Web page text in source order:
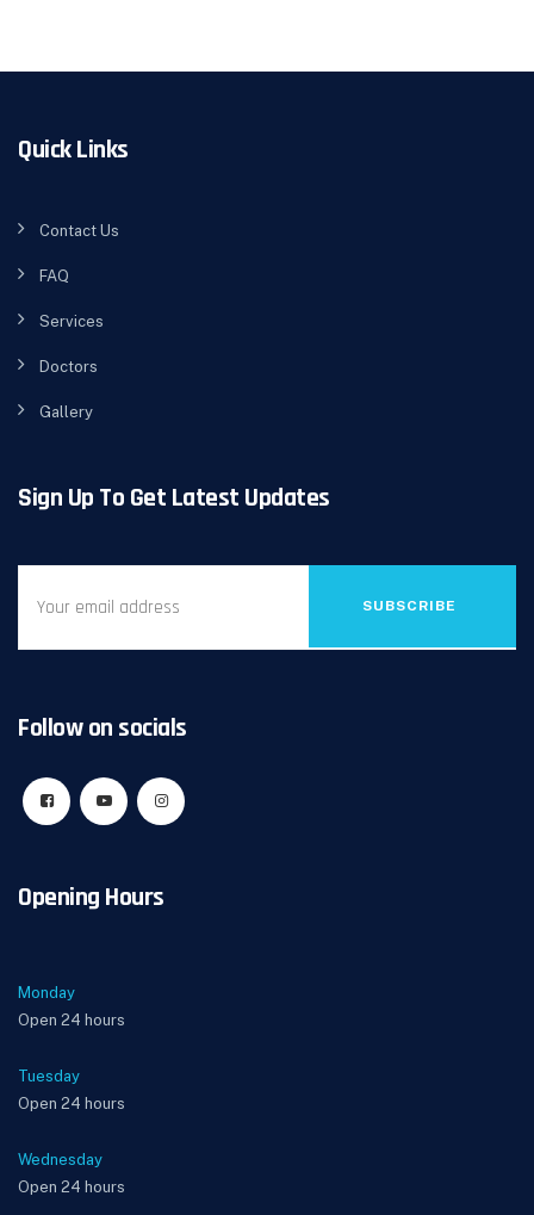
Quick Links
Contact Us
FAQ
Services
Doctors
Gallery
Sign Up To Get Latest Updates
SUBSCRIBE
Follow on socials
Opening Hours
Monday
Open 24 hours
Tuesday
Open 24 hours
Wednesday
Open 24 hours